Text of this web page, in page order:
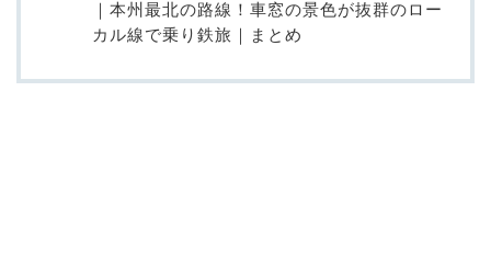
｜本州最北の路線！車窓の景色が抜群のロー
カル線で乗り鉄旅｜まとめ